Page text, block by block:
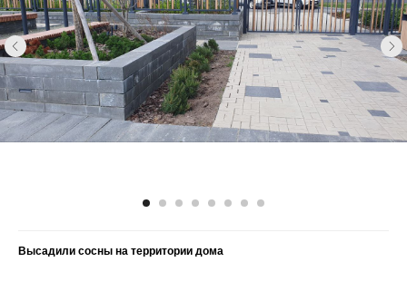
Высадили сосны на территории дома